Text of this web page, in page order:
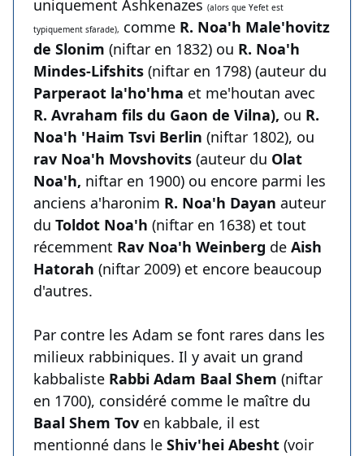
uniquement Ashkenazes (alors que Yefet est
typiquement sfarade), comme R. Noa'h Male'hovitz
de Slonim (niftar en 1832) ou R. Noa'h
Mindes-Lifshits (niftar en 1798) (auteur du
Parperaot la'ho'hma et me'houtan avec
R. Avraham fils du Gaon de Vilna), ou R.
Noa'h 'Haim Tsvi Berlin (niftar 1802), ou
rav Noa'h Movshovits (auteur du Olat
Noa'h, niftar en 1900) ou encore parmi les
anciens a'haronim R. Noa'h Dayan auteur
du Toldot Noa'h (niftar en 1638) et tout
récemment Rav Noa'h Weinberg de Aish
Hatorah (niftar 2009) et encore beaucoup
d'autres.
Par contre les Adam se font rares dans les
milieux rabbiniques. Il y avait un grand
kabbaliste Rabbi Adam Baal Shem (niftar
en 1700), considéré comme le maître du
Baal Shem Tov en kabbale, il est
mentionné dans le Shiv'hei Abesht (voir